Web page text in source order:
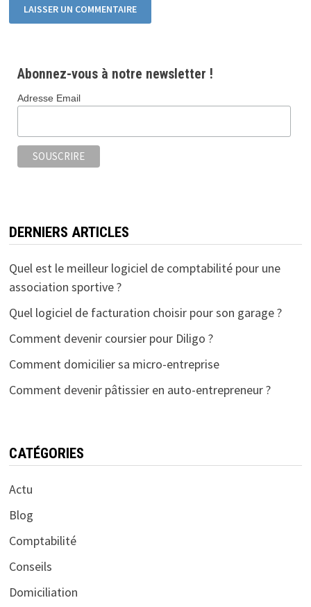
Abonnez-vous à notre newsletter !
Adresse Email
DERNIERS ARTICLES
Quel est le meilleur logiciel de comptabilité pour une
association sportive ?
Quel logiciel de facturation choisir pour son garage ?
Comment devenir coursier pour Diligo ?
Comment domicilier sa micro-entreprise
Comment devenir pâtissier en auto-entrepreneur ?
CATÉGORIES
Actu
Blog
Comptabilité
Conseils
Domiciliation